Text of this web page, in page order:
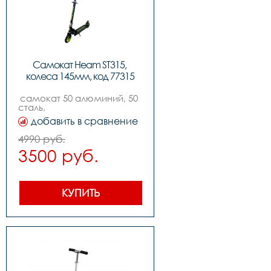
Самокат Heam ST315,
колеса 145мм, код 77315
самокат 50 алюминий, 50
сталь,
,цвет: blackgreen,
,колеса: 145mm pu,
,подшипники: abec-7,
,вес: 2.4kg, ,нагрузка макс:
80kg
добавить в сравнение
4990 руб.
3500 руб.
КУПИТЬ